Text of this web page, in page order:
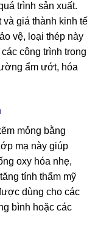
trình sản xuất.
giá thành kinh tế
vệ, loại thép này
công trình trong
ẩm ướt, hóa
mỏng bằng
mạ này giúp
oxy hóa nhẹ,
tính thẩm mỹ
dùng cho các
bình hoặc các